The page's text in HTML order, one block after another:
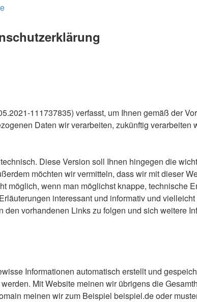
111737835) verfasst, um Ihnen gemäß der
Daten wir verarbeiten, zukünftig
Diese Version soll Ihnen hingegen die
möchten wir vermitteln, dass wir mit dieser
möglich, wenn man möglichst knappe, technische
interessant und informativ und
vorhandenen Links zu folgen und sich weitere
Informationen automatisch erstellt und
Mit Website meinen wir übrigens die
meinen wir zum Beispiel beispiel.de oder